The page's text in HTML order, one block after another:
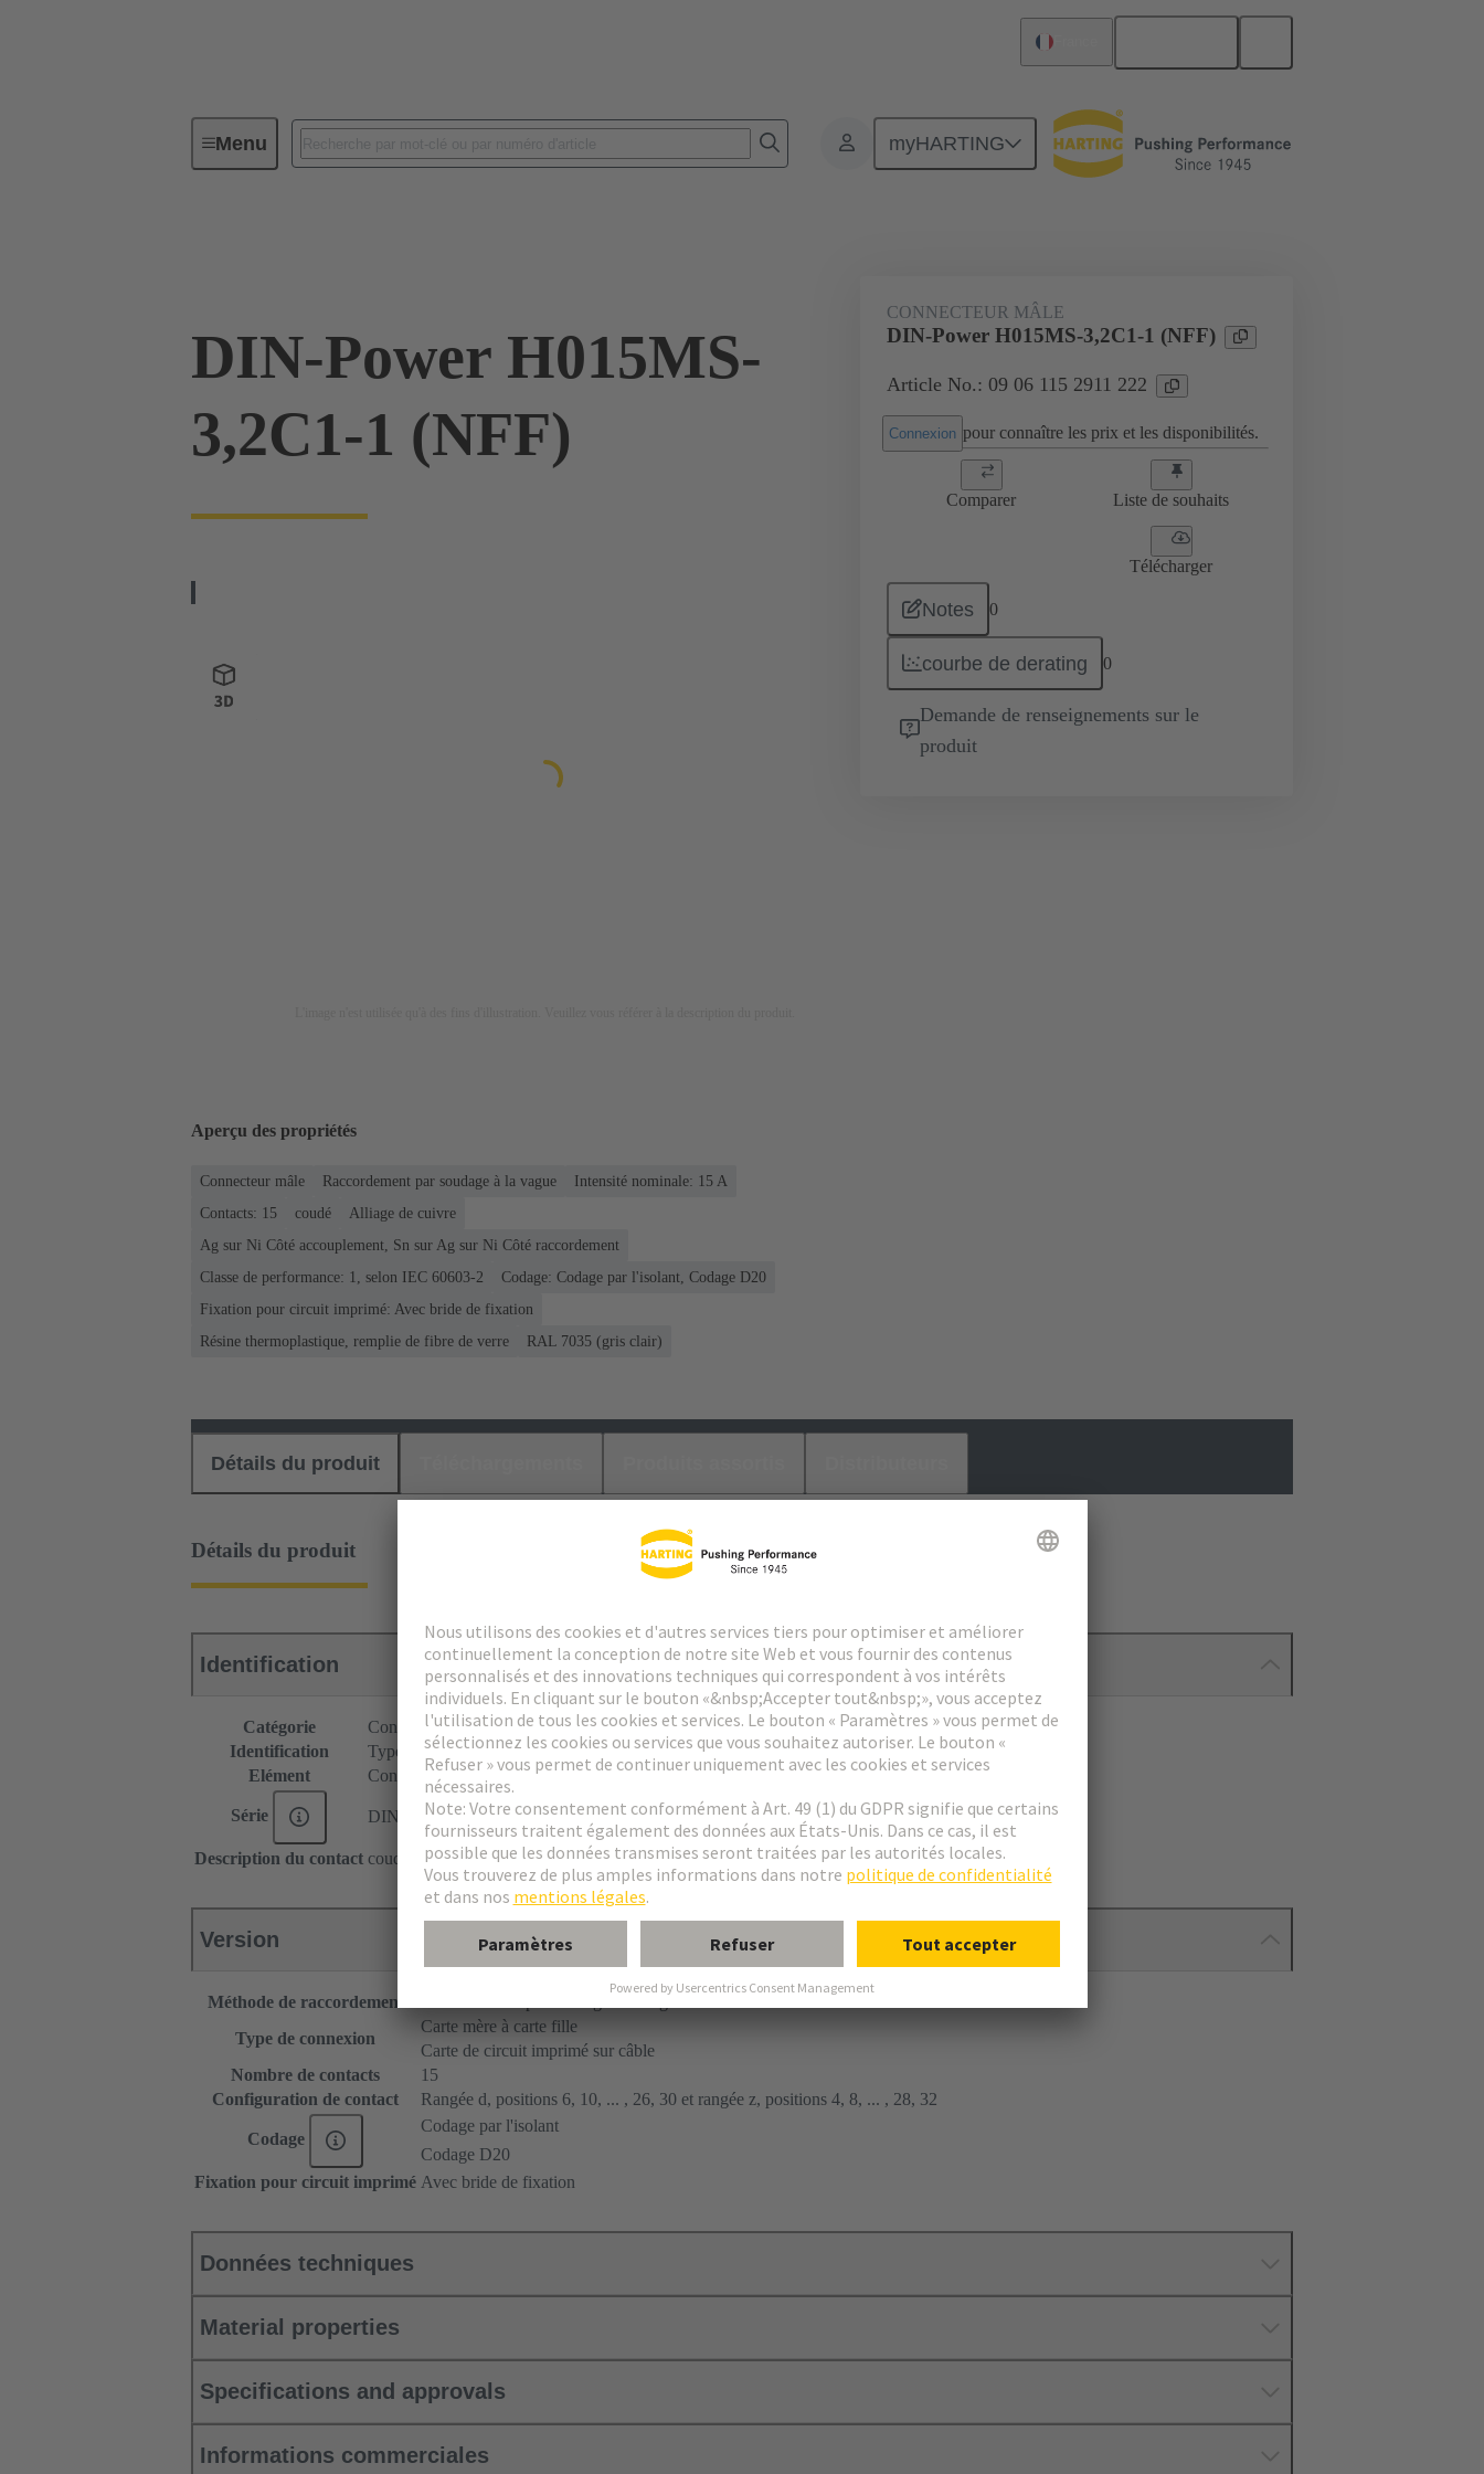
Menu myHARTING
Connectivité d'Equipements Connecteurs carte à carte Produits Raccordement carte mère à carte fille
DIN-Power H015MS-
3,2C1-1 (NFF)
CONNECTEUR MÂLE
DIN-Power H015MS-3,2C1-1 (NFF)
Article No.: 09 06 115 2911 222
Connexion pour connaître les prix et les disponibilités.
Comparer Liste de souhaits
Télécharger
Notes 0
courbe de derating 0
Demande de renseignements sur le
produit
Aperçu des propriétés
Connecteur mâle Raccordement par soudage à la vague
Intensité nominale: ‌15 A
Contacts: 15
coudé
Alliage de cuivre
Ag sur Ni Côté accouplement, Sn sur Ag sur Ni Côté raccordement
Classe de performance: 1, selon IEC 60603-2
Codage: Codage par l'isolant, Codage D20
Fixation pour circuit imprimé: Avec bride de fixation
Résine thermoplastique, remplie de fibre de verre
RAL 7035 (gris clair)
Détails du produit
Détails du produit
Identification
Catégorie
Connecteurs
Identification
Type H15
Elément
Connecteur mâle
Série DIN 41612
Description du contact coudé
Version
Méthode de raccordement
Type de connexion
Carte mère à carte fille
Carte de circuit imprimé sur câble
Nombre de contacts
15
Configuration de contact
Rangée d, positions 6, 10, ... , 26, 30 et rangée z, positions 4, 8, ... , 28, 32
Codage
Codage par l'isolant
Codage D20
Fixation pour circuit imprimé Avec bride de fixation
Données techniques
Material properties
Specifications and approvals
Informations commerciales